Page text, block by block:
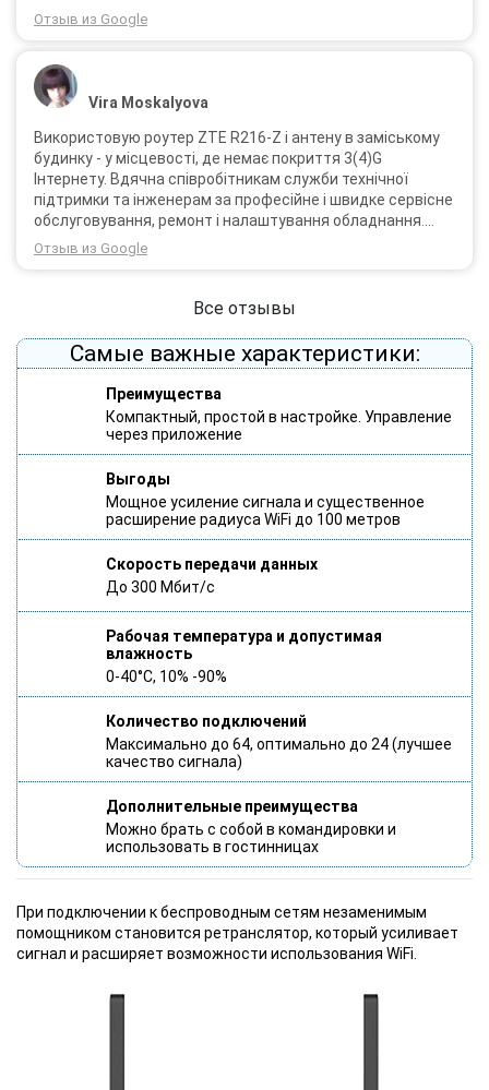
Отзыв из Google
Vira Moskalyova
Використовую роутер ZTE R216-Z і антену в заміському
будинку - у місцевості, де немає покриття 3(4)G
Інтернету. Вдячна співробітникам служби технічної
підтримки та інженерам за професійне і швидке сервісне
обслуговування, ремонт і налаштування обладнання.
Через 3 роки після покупки я не шкодую про прийняте
тоді рішення придбати обладнання в компанії 3G star
Отзыв из Google
Все отзывы
Самые важные характеристики:
Преимущества
Компактный, простой в настройке. Управление
через приложение
Выгоды
Мощное усиление сигнала и существенное
расширение радиуса WiFi до 100 метров
Скорость передачи данных
До 300 Мбит/с
Рабочая температура и допустимая
влажность
0-40°C, 10% -90%
Количество подключений
Максимально до 64, оптимально до 24 (лучшее
качество сигнала)
Дополнительные преимущества
Можно брать с собой в командировки и
использовать в гостинницах
При подключении к беспроводным сетям незаменимым
помощником становится ретранслятор, который усиливает
сигнал и расширяет возможности использования WiFi.